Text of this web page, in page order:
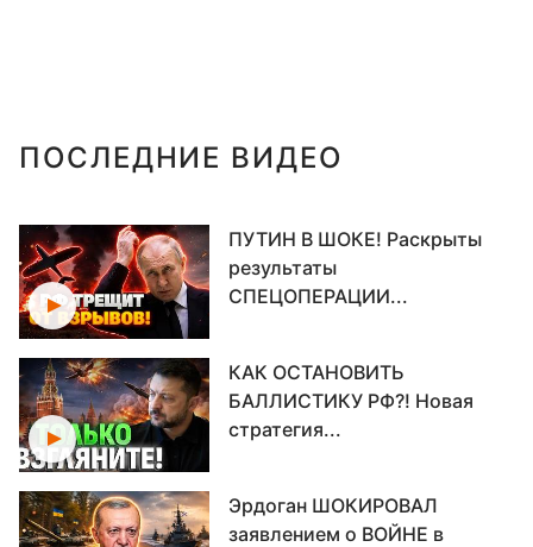
ПОСЛЕДНИЕ ВИДЕО
ПУТИН В ШОКЕ! Раскрыты
результаты
СПЕЦОПЕРАЦИИ...
КАК ОСТАНОВИТЬ
БАЛЛИСТИКУ РФ?! Новая
стратегия...
Эрдоган ШОКИРОВАЛ
заявлением о ВОЙНЕ в